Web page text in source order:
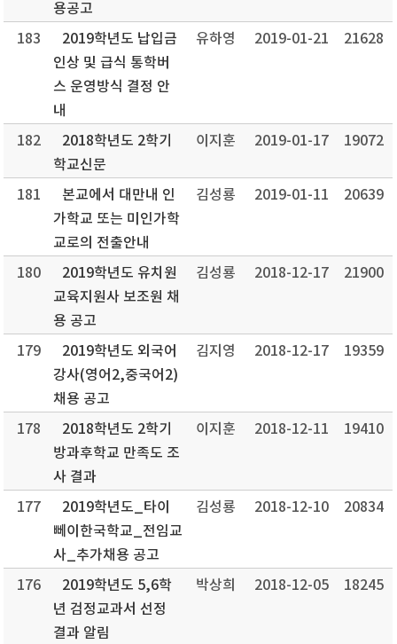
용공고
183
2019학년도 납입금
인상 및 급식 통학버
스 운영방식 결정 안
내
유하영 2019-01-21 21628
182
2018학년도 2학기
학교신문
이지훈 2019-01-17 19072
181
본교에서 대만내 인
가학교 또는 미인가학
교로의 전출안내
김성룡 2019-01-11 20639
180
2019학년도 유치원
교육지원사 보조원 채
용 공고
김성룡 2018-12-17 21900
179
2019학년도 외국어
강사(영어2,중국어2)
채용 공고
김지영 2018-12-17 19359
178
2018학년도 2학기
방과후학교 만족도 조
사 결과
이지훈 2018-12-11 19410
177
2019학년도_타이
뻬이한국학교_전임교
사_추가채용 공고
김성룡 2018-12-10 20834
176
2019학년도 5,6학
년 검정교과서 선정
결과 알림
박상희 2018-12-05 18245